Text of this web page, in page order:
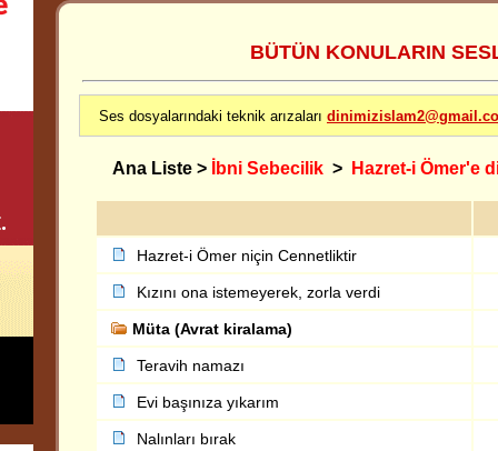
BÜTÜN KONULARIN
Ses dosyalarındaki teknik arızaları
Ana Liste > İbni Sebecilik > Hazret-i Ömer'e
Hazret-i Ömer niçin Cennetliktir
Kızını ona istemeyerek, zorla verdi
Müta (Avrat kiralama)
Teravih namazı
Evi başınıza yıkarım
Nalınları bırak